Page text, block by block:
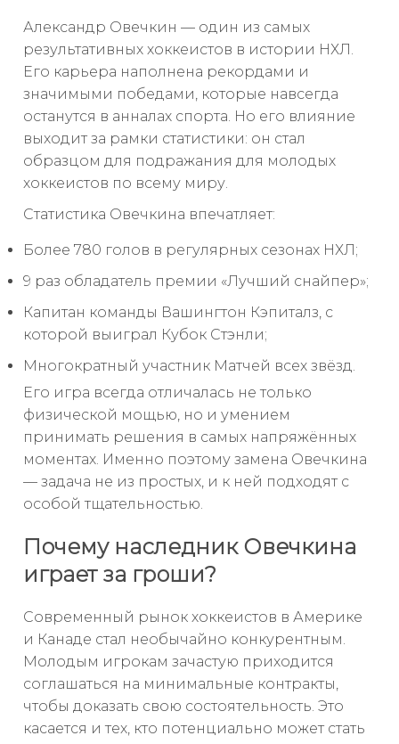
Александр Овечкин — один из самых
результативных хоккеистов в истории НХЛ.
Его карьера наполнена рекордами и
значимыми победами, которые навсегда
останутся в анналах спорта. Но его влияние
выходит за рамки статистики: он стал
образцом для подражания для молодых
хоккеистов по всему миру.
Статистика Овечкина впечатляет:
Более 780 голов в регулярных сезонах НХЛ;
9 раз обладатель премии «Лучший снайпер»;
Капитан команды Вашингтон Кэпиталз, с
которой выиграл Кубок Стэнли;
Многократный участник Матчей всех звёзд.
Его игра всегда отличалась не только
физической мощью, но и умением
принимать решения в самых напряжённых
моментах. Именно поэтому замена Овечкина
— задача не из простых, и к ней подходят с
особой тщательностью.
Почему наследник Овечкина
играет за гроши?
Современный рынок хоккеистов в Америке
и Канаде стал необычайно конкурентным.
Молодым игрокам зачастую приходится
соглашаться на минимальные контракты,
чтобы доказать свою состоятельность. Это
касается и тех, кто потенциально может стать